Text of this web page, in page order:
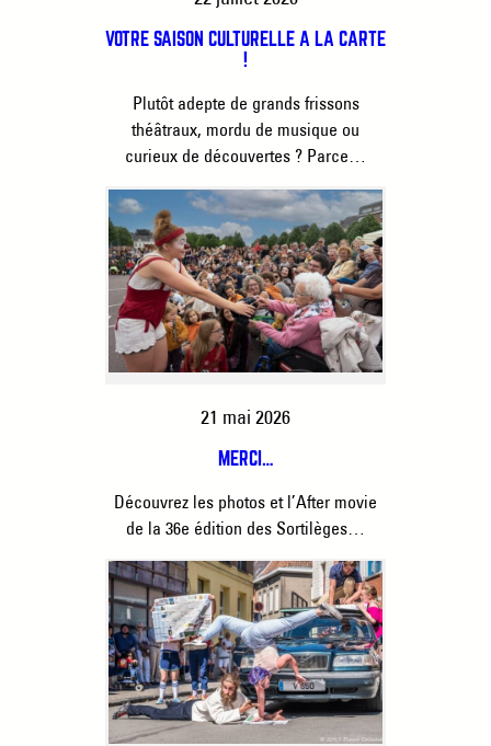
VOTRE SAISON CULTURELLE À LA CARTE
!
Plutôt adepte de grands frissons
théâtraux, mordu de musique ou
curieux de découvertes ? Parce…
21 mai 2026
MERCI…
Découvrez les photos et l’After movie
de la 36e édition des Sortilèges…